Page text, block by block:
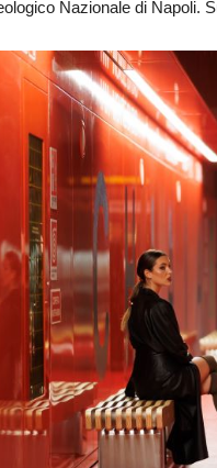
Nazionale di Napoli.